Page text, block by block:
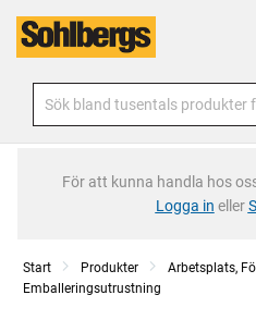
För att kunna handla hos
Logga in eller
Start Produkter
Arbetsplats,
Emballeringsutrustning